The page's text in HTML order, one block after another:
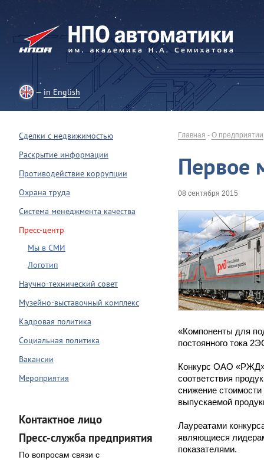
in English
Главная - О предприятии
Первое
08 сентября 2015
«Компоненты для
постоянного тока
Конкурс ОАО «РЖД»
соответствия
снижение
выпускаемой
Лауреатами
являющиеся
показателями.
Сделки с недвижимостью
Раскрытие информации
Противодействие коррупции
Охрана труда
Система менеджмента качества
Пресс-центр
Мы в СМИ
Логотип
Научно-технический совет
Музейно-выставочный комплекс
Кадровая политика
Социальная политика
Вакансии
Мероприятия
Контактное лицо
Пресс-служба предприятия
По вопросам связи с